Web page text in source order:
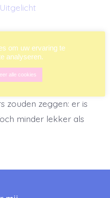
Uitgelicht
uitdrukkingen is:
Ik vind ‘m zo lekker
wat er bedoeld
zouden zeggen: er is
minder lekker als
om uw ervaring te
analyseren.
alle cookies